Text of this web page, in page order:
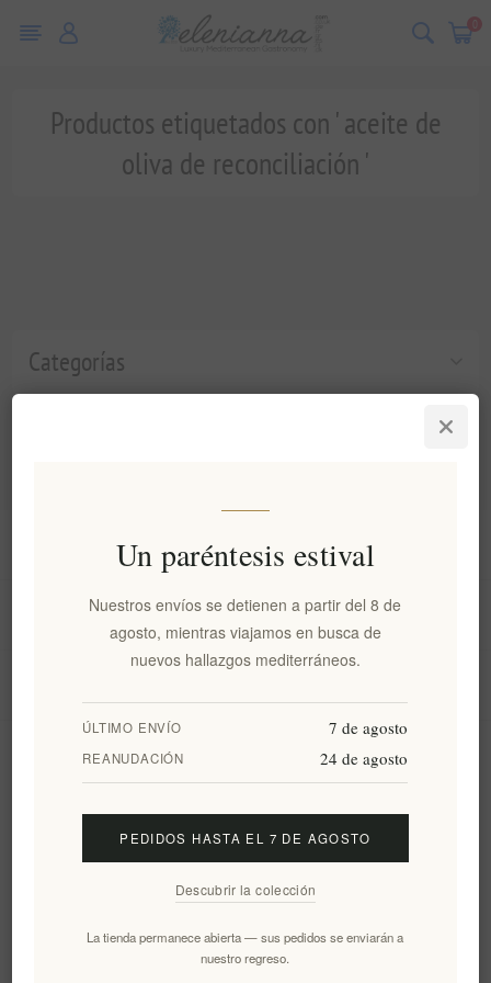
0
Categorías
Productos etiquetados con ' aceite de
oliva de reconciliación '
Información
Mi cuenta
Suscribirse Desuscribirse
Un paréntesis estival
Nuestros envíos se detienen a partir del 8 de
agosto, mientras viajamos en busca de
nuevos hallazgos mediterráneos.
ÚLTIMO ENVÍO 7 de agosto
REANUDACIÓN 24 de agosto
PEDIDOS HASTA EL 7 DE AGOSTO
Descubrir la colección
La tienda permanece abierta — sus pedidos se enviarán a
nuestro regreso.